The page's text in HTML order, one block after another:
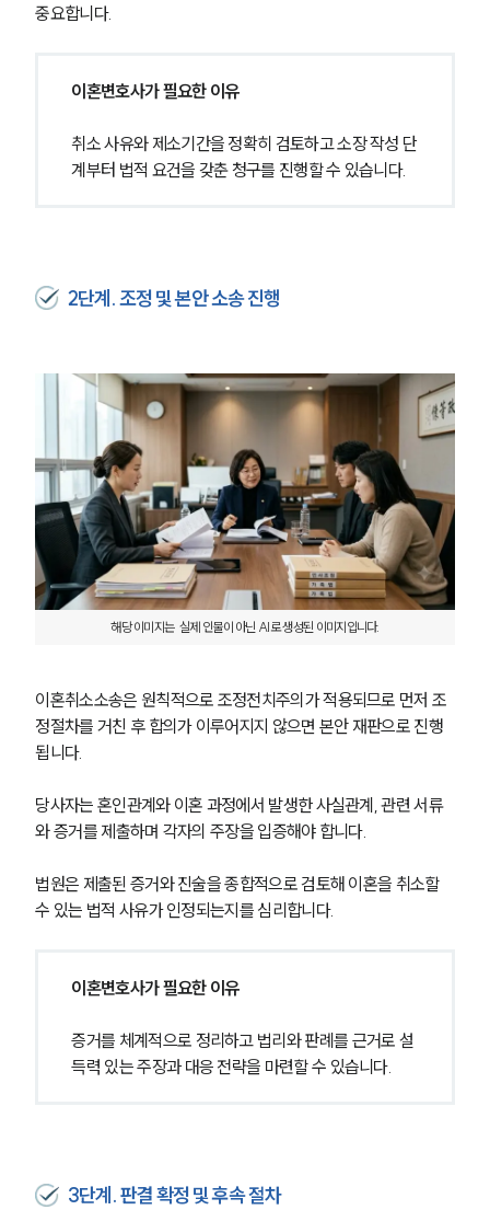
중요합니다.
이혼변호사가 필요한 이유
취소 사유와 제소기간을 정확히 검토하고 소장 작성 단
계부터 법적 요건을 갖춘 청구를 진행할 수 있습니다.
2단계. 조정 및 본안 소송 진행
해당 이미지는  실제 인물이 아닌 AI로 생성된 이미지입니다.
이혼취소소송은 원칙적으로 조정전치주의가 적용되므로 먼저 조
정절차를 거친 후 합의가 이루어지지 않으면 본안 재판으로 진행
됩니다.
당사자는 혼인관계와 이혼 과정에서 발생한 사실관계, 관련 서류
와 증거를 제출하며 각자의 주장을 입증해야 합니다.
법원은 제출된 증거와 진술을 종합적으로 검토해 이혼을 취소할
수 있는 법적 사유가 인정되는지를 심리합니다.
이혼변호사가 필요한 이유
증거를 체계적으로 정리하고 법리와 판례를 근거로 설
득력 있는 주장과 대응 전략을 마련할 수 있습니다.
3단계. 판결 확정 및 후속 절차